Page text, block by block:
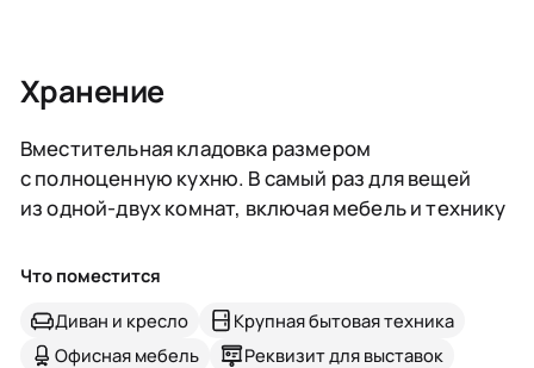
Хранение
Вместительная кладовка размером
с полноценную кухню. В самый раз для вещей
из одной-двух комнат, включая мебель и технику
Что поместится
Диван и кресло
Крупная бытовая техника
Офисная мебель
Реквизит для выставок